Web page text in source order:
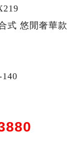
式 悠閒奢華款